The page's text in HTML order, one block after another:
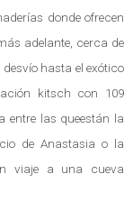
donde ofrecen
adelante, cerca de
hasta el exótico
kitsch con 109
entre las queestán la
de Anastasia o la
viaje a una cueva